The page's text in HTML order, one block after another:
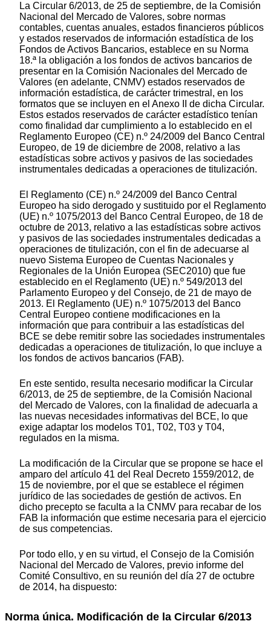
La Circular 6/2013, de 25 de septiembre, de la Comisión
Nacional del Mercado de Valores, sobre normas
contables, cuentas anuales, estados financieros públicos
y estados reservados de información estadística de los
Fondos de Activos Bancarios, establece en su Norma
18.ª la obligación a los fondos de activos bancarios de
presentar en la Comisión Nacionales del Mercado de
Valores (en adelante, CNMV) estados reservados de
información estadística, de carácter trimestral, en los
formatos que se incluyen en el Anexo II de dicha Circular.
Estos estados reservados de carácter estadístico tenían
como finalidad dar cumplimiento a lo establecido en el
Reglamento Europeo (CE) n.º 24/2009 del Banco Central
Europeo, de 19 de diciembre de 2008, relativo a las
estadísticas sobre activos y pasivos de las sociedades
instrumentales dedicadas a operaciones de titulización.
El Reglamento (CE) n.º 24/2009 del Banco Central
Europeo ha sido derogado y sustituido por el Reglamento
(UE) n.º 1075/2013 del Banco Central Europeo, de 18 de
octubre de 2013, relativo a las estadísticas sobre activos
y pasivos de las sociedades instrumentales dedicadas a
operaciones de titulización, con el fin de adecuarse al
nuevo Sistema Europeo de Cuentas Nacionales y
Regionales de la Unión Europea (SEC2010) que fue
establecido en el Reglamento (UE) n.º 549/2013 del
Parlamento Europeo y del Consejo, de 21 de mayo de
2013. El Reglamento (UE) n.º 1075/2013 del Banco
Central Europeo contiene modificaciones en la
información que para contribuir a las estadísticas del
BCE se debe remitir sobre las sociedades instrumentales
dedicadas a operaciones de titulización, lo que incluye a
los fondos de activos bancarios (FAB).
En este sentido, resulta necesario modificar la Circular
6/2013, de 25 de septiembre, de la Comisión Nacional
del Mercado de Valores, con la finalidad de adecuarla a
las nuevas necesidades informativas del BCE, lo que
exige adaptar los modelos T01, T02, T03 y T04,
regulados en la misma.
La modificación de la Circular que se propone se hace el
amparo del artículo 41 del Real Decreto 1559/2012, de
15 de noviembre, por el que se establece el régimen
jurídico de las sociedades de gestión de activos. En
dicho precepto se faculta a la CNMV para recabar de los
FAB la información que estime necesaria para el ejercicio
de sus competencias.
Por todo ello, y en su virtud, el Consejo de la Comisión
Nacional del Mercado de Valores, previo informe del
Comité Consultivo, en su reunión del día 27 de octubre
de 2014, ha dispuesto:
Norma única. Modificación de la Circular 6/2013